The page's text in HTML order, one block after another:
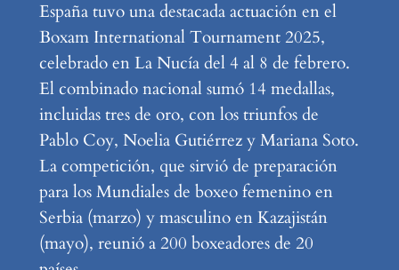
España tuvo una destacada actuación en el
Boxam International Tournament 2025,
celebrado en La Nucía del 4 al 8 de febrero.
El combinado nacional sumó 14 medallas,
incluidas tres de oro, con los triunfos de
Pablo Coy, Noelia Gutiérrez y Mariana Soto.
La competición, que sirvió de preparación
para los Mundiales de boxeo femenino en
Serbia (marzo) y masculino en Kazajistán
(mayo), reunió a 200 boxeadores de 20